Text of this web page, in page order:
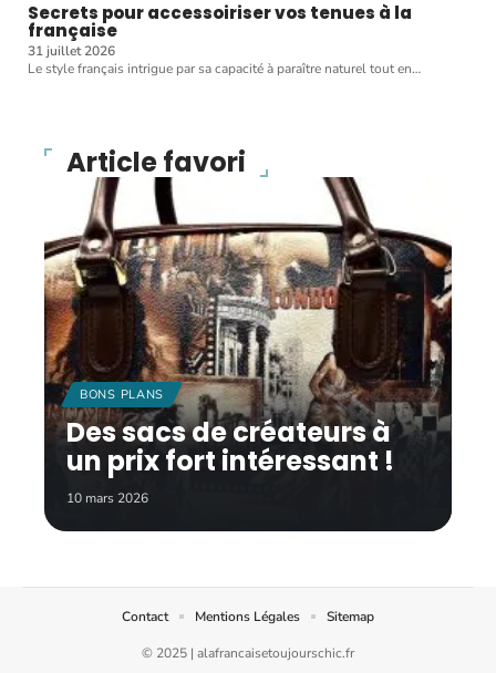
Secrets pour accessoiriser vos tenues à la
française
31 juillet 2026
Le style français intrigue par sa capacité à paraître naturel tout en…
Article favori
BONS PLANS
Des sacs de créateurs à
un prix fort intéressant !
10 mars 2026
© 2025 | alafrancaisetoujourschic.fr
Contact Mentions Légales Sitemap